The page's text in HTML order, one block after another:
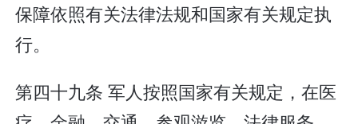
保障依照有关法律法规和国家有关规定执
行。
第四十九条 军人按照国家有关规定，在医